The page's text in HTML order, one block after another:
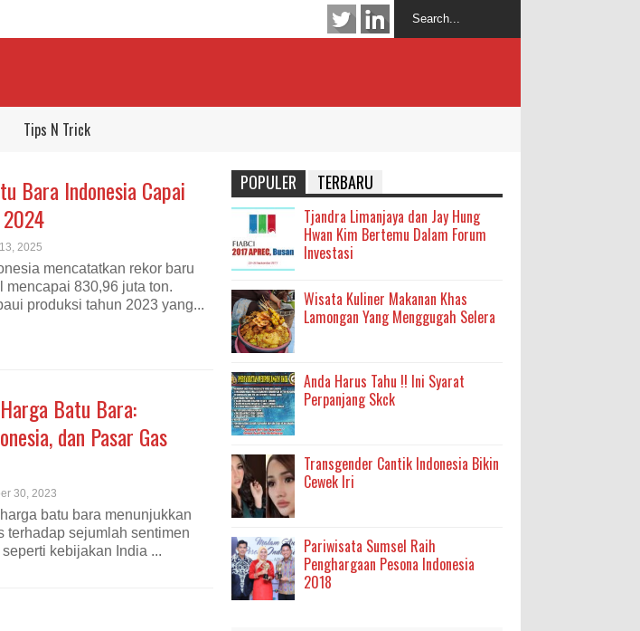
Tips N Trick
Bara Indonesia Capai
2025
mencatatkan rekor baru
mencapai 830,96 juta ton.
produksi tahun 2023 yang...
Batu Bara:
dan Pasar Gas
30, 2023
batu bara menunjukkan
terhadap sejumlah sentimen
kebijakan India ...
POPULER TERBARU
Tjandra Limanjaya dan Jay Hung
Hwan Kim Bertemu Dalam Forum
Investasi
Wisata Kuliner Makanan Khas
Lamongan Yang Menggugah Selera
Anda Harus Tahu !! Ini Syarat
Perpanjang Skck
Transgender Cantik Indonesia Bikin
Cewek Iri
Pariwisata Sumsel Raih
Penghargaan Pesona Indonesia
2018